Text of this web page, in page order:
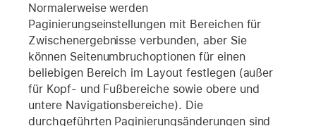
Normalerweise werden
Paginierungseinstellungen mit Bereichen für
Zwischenergebnisse verbunden, aber Sie
können Seitenumbruchoptionen für einen
beliebigen Bereich im Layout festlegen (außer
für Kopf- und Fußbereiche sowie obere und
untere Navigationsbereiche). Die
durchgeführten Paginierungsänderungen sind